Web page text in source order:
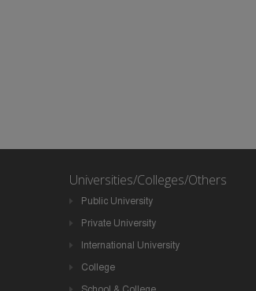
Universities/Colleges/Others
Public University
Private University
International University
College